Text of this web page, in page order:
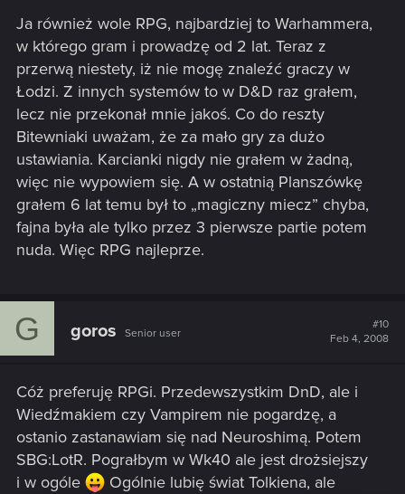
Ja również wole RPG, najbardziej to Warhammera,
w którego gram i prowadzę od 2 lat. Teraz z
przerwą niestety, iż nie mogę znaleźć graczy w
Łodzi. Z innych systemów to w D&D raz grałem,
lecz nie przekonał mnie jakoś. Co do reszty
Bitewniaki uważam, że za mało gry za dużo
ustawiania. Karcianki nigdy nie grałem w żadną,
więc nie wypowiem się. A w ostatnią Planszówkę
grałem 6 lat temu był to „magiczny miecz” chyba,
fajna była ale tylko przez 3 pierwsze partie potem
nuda. Więc RPG najleprze.
G goros Senior user
#10
Feb 4, 2008
Cóż preferuję RPGi. Przedewszystkim DnD, ale i
Wiedźmakiem czy Vampirem nie pogardzę, a
ostanio zastanawiam się nad Neuroshimą. Potem
SBG:LotR. Pograłbym w Wk40 ale jest drożsiejszy
i w ogóle
Ogólnie lubię świat Tolkiena, ale